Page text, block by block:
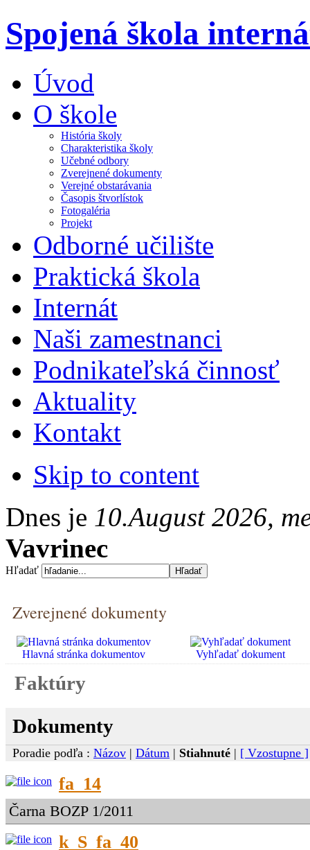
Spojená škola
Úvod
O škole
História školy
Charakteristika školy
Učebné odbory
Zverejnené dokumenty
Verejné obstarávania
Časopis štvorlístok
Fotogaléria
Projekt
Odborné učilište
Praktická škola
Internát
Naši zamestnanci
Podnikateľská činnosť
Aktuality
Kontakt
Skip to content
Dnes je 10.August 2026,
Vavrinec
Hľadať
Zverejnené dokumenty
Hlavná stránka dokumentov Vyhľadať dokument
Faktúry
Dokumenty
Poradie podľa : Názov | Dátum | Stiahnuté | [ Vzostupne ]
fa_14
Čarna BOZP 1/2011
k_S_fa_40